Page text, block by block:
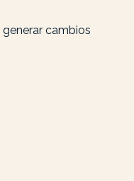
cambios